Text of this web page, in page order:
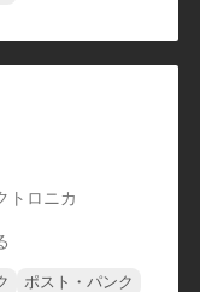
トロニカ
ポスト・パンク